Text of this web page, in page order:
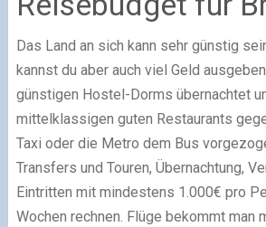
Das Land an sich kann sehr günstig
kannst du aber auch viel Geld
günstigen Hostel-Dorms übernachtet
mittelklassigen guten Restaurants
Taxi oder die Metro dem Bus
Transfers und Touren, Übernachtung,
Eintritten mit mindestens 1.000€ pro
Wochen rechnen. Flüge bekommt man